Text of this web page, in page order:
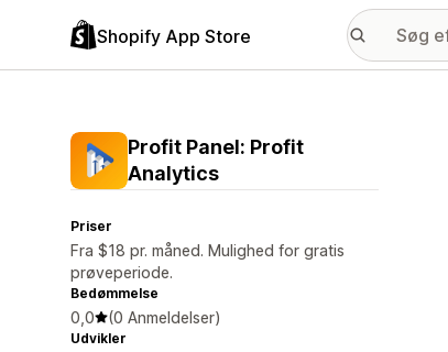
Shopify App Store
Profit Panel: Profit
Analytics
Priser
Fra $18 pr. måned. Mulighed for gratis
prøveperiode.
Bedømmelse
0,0 (0 Anmeldelser)
Udvikler